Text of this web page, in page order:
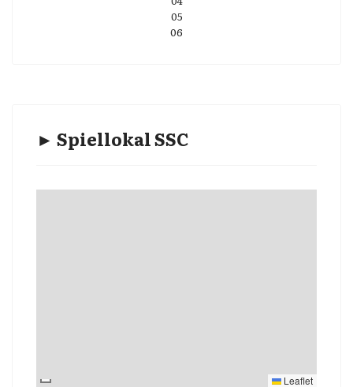
05
06
► Spiellokal SSC
Leaflet